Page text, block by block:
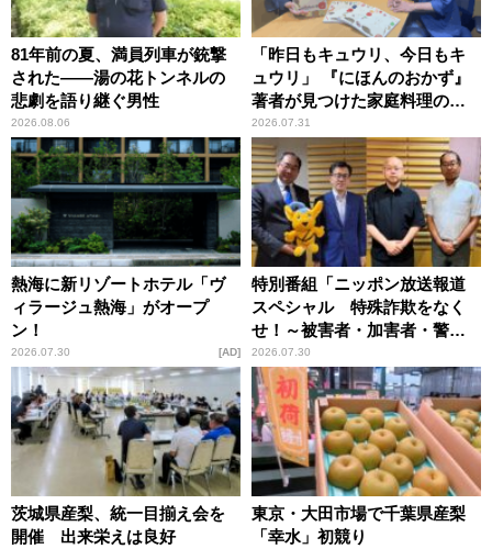
81年前の夏、満員列車が銃撃
された――湯の花トンネルの
悲劇を語り継ぐ男性
2026.08.06
「昨日もキュウリ、今日もキ
ュウリ」 『にほんのおかず』
著者が見つけた家庭料理の知
恵
2026.07.31
熱海に新リゾートホテル「ヴ
ィラージュ熱海」がオープ
ン！
2026.07.30 AD
特別番組「ニッポン放送報道
スペシャル 特殊詐欺をなく
せ！～被害者・加害者・警視
庁が語るトクリュウの実態
～」放送
2026.07.30
茨城県産梨、統一目揃え会を
開催 出来栄えは良好
東京・大田市場で千葉県産梨
「幸水」初競り